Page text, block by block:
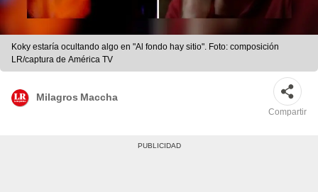
Koky estaría ocultando algo en "Al fondo hay sitio". Foto: composición
LR/captura de América TV
Milagros Maccha
Compartir